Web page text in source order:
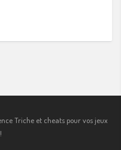
Triche et cheats pour vos jeux